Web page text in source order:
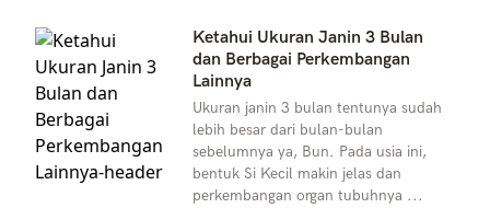
Ketahui Ukuran Janin 3 Bulan
dan Berbagai Perkembangan
Lainnya
Ukuran janin 3 bulan tentunya sudah
lebih besar dari bulan-bulan
sebelumnya ya, Bun. Pada usia ini,
bentuk Si Kecil makin jelas dan
perkembangan organ tubuhnya ...